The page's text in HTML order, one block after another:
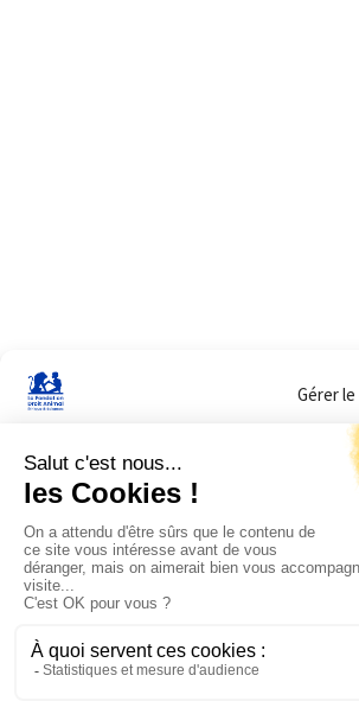
Gérer
Sur ce site, nous utilisons des cookies pour
lorsque vous y consentez. Vous pouvez
navigation.